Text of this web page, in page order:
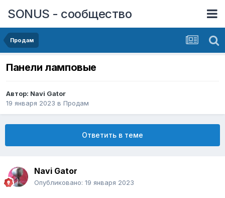
SONUS - сообщество
Продам
Панели ламповые
Автор: Navi Gator
19 января 2023 в Продам
Ответить в теме
Navi Gator
Опубликовано: 19 января 2023